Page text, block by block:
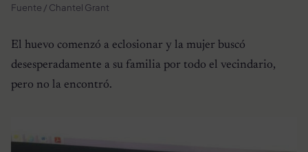
Fuente / Chantel Grant
El huevo comenzó a eclosionar y la mujer buscó
desesperadamente a su familia por todo el vecindario,
pero no la encontró.